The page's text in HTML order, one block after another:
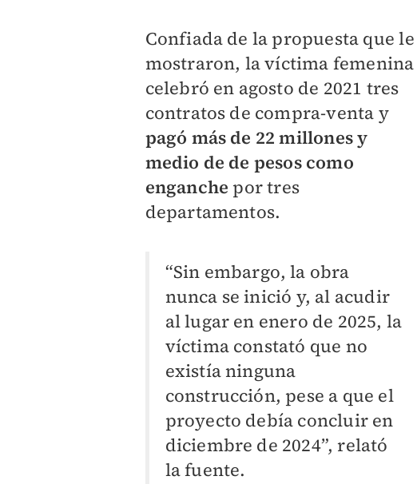
Confiada de la propuesta que le
mostraron, la víctima femenina
celebró en agosto de 2021 tres
contratos de compra-venta y
pagó más de 22 millones y
medio de de pesos como
enganche por tres
departamentos.
“Sin embargo, la obra
nunca se inició y, al acudir
al lugar en enero de 2025, la
víctima constató que no
existía ninguna
construcción, pese a que el
proyecto debía concluir en
diciembre de 2024”, relató
la fuente.